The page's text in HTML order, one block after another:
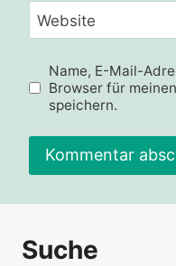
Website
Name, E-Mail-
Browser für
speichern.
Alternative:
Suche